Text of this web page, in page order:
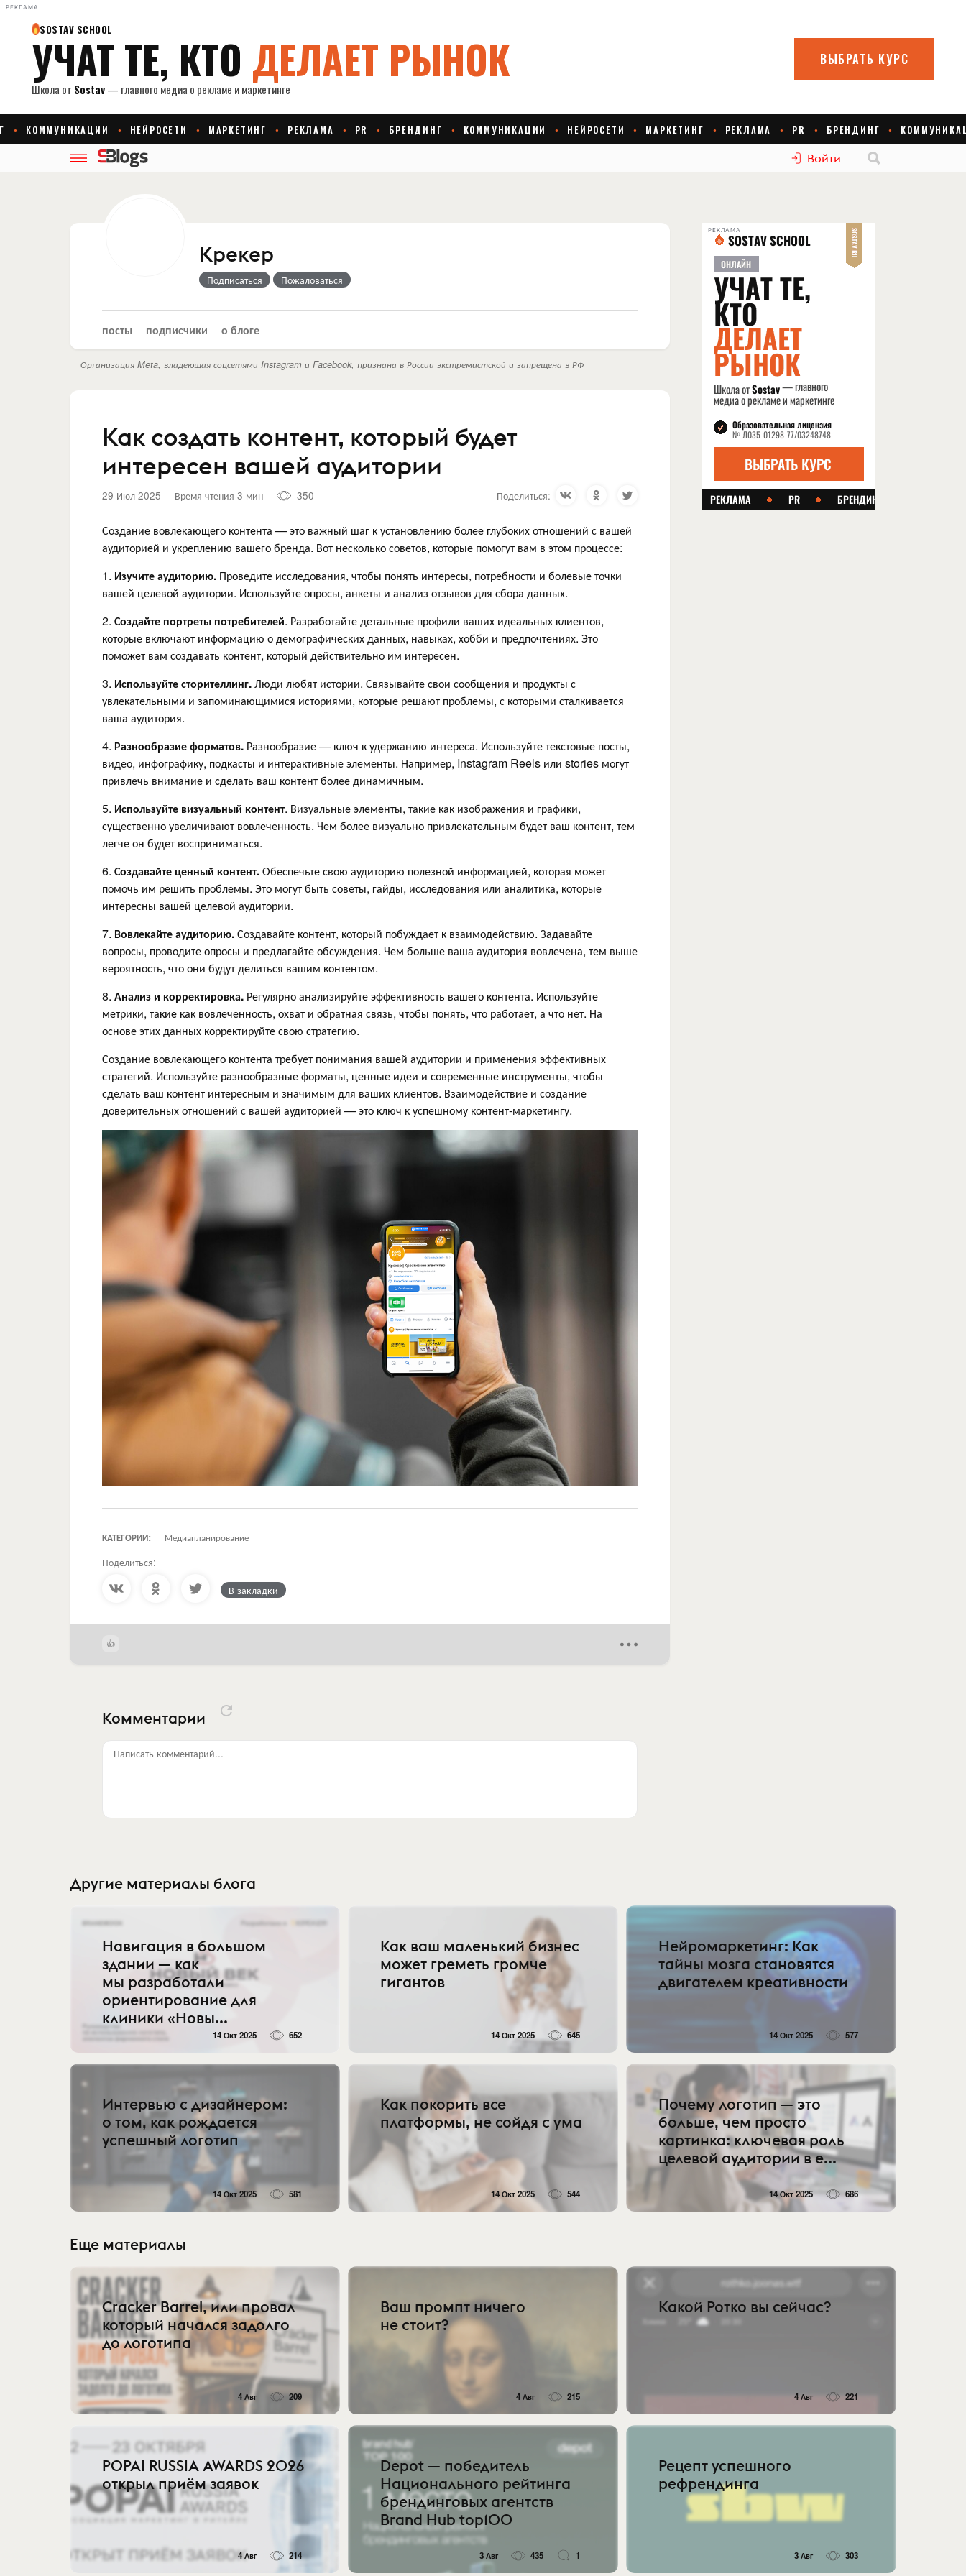
РЕКЛАМА
Войти
Крекер
Подписаться Пожаловаться
посты подписчики о блоге
Организация Meta, владеющая соцсетями Instagram и Facebook, признана в России экстремистской и запрещена в РФ
Как создать контент, который будет
интересен вашей аудитории
29 Июл 2025 Время чтения 3 мин 350 Поделиться:
Создание вовлекающего контента — это важный шаг к установлению более глубоких отношений с вашей
аудиторией и укреплению вашего бренда. Вот несколько советов, которые помогут вам в этом процессе:
1. Изучите аудиторию. Проведите исследования, чтобы понять интересы, потребности и болевые точки
вашей целевой аудитории. Используйте опросы, анкеты и анализ отзывов для сбора данных.
2. Создайте портреты потребителей. Разработайте детальные профили ваших идеальных клиентов,
которые включают информацию о демографических данных, навыках, хобби и предпочтениях. Это
поможет вам создавать контент, который действительно им интересен.
3. Используйте сторителлинг. Люди любят истории. Связывайте свои сообщения и продукты с
увлекательными и запоминающимися историями, которые решают проблемы, с которыми сталкивается
ваша аудитория.
4. Разнообразие форматов. Разнообразие — ключ к удержанию интереса. Используйте текстовые посты,
видео, инфографику, подкасты и интерактивные элементы. Например, Instagram Reels или stories могут
привлечь внимание и сделать ваш контент более динамичным.
5. Используйте визуальный контент. Визуальные элементы, такие как изображения и графики,
существенно увеличивают вовлеченность. Чем более визуально привлекательным будет ваш контент, тем
легче он будет восприниматься.
6. Создавайте ценный контент.Обеспечьте свою аудиторию полезной информацией, которая может
помочь им решить проблемы. Это могут быть советы, гайды, исследования или аналитика, которые
интересны вашей целевой аудитории.
7. Вовлекайте аудиторию.Создавайте контент, который побуждает к взаимодействию. Задавайте
вопросы, проводите опросы и предлагайте обсуждения. Чем больше ваша аудитория вовлечена, тем выше
вероятность, что они будут делиться вашим контентом.
8. Анализ и корректировка. Регулярно анализируйте эффективность вашего контента. Используйте
метрики, такие как вовлеченность, охват и обратная связь, чтобы понять, что работает, а что нет. На
основе этих данных корректируйте свою стратегию.
Создание вовлекающего контента требует понимания вашей аудитории и применения эффективных
стратегий. Используйте разнообразные форматы, ценные идеи и современные инструменты, чтобы
сделать ваш контент интересным и значимым для ваших клиентов. Взаимодействие и создание
доверительных отношений с вашей аудиторией — это ключ к успешному контент-маркетингу.
КАТЕГОРИИ: Медиапланирование
Поделиться:
В закладки
Комментарии
Написать комментарий...
РЕКЛАМА
Другие материалы блога
Навигация в большом
здании — как
мы разработали
ориентирование для
клиники «Новы...
14 Окт 2025 652
Как ваш маленький бизнес
может греметь громче
гигантов
14 Окт 2025 645
Нейромаркетинг: Как
тайны мозга становятся
двигателем креативности
14 Окт 2025 577
Интервью с дизайнером:
о том, как рождается
успешный логотип
14 Окт 2025 581
Как покорить все
платформы, не сойдя с ума
14 Окт 2025 544
Почему логотип — это
больше, чем просто
картинка: ключевая роль
целевой аудитории в е...
14 Окт 2025 686
Еще материалы
Cracker Barrel, или провал
который начался задолго
до логотипа
4 Авг 209
Ваш промпт ничего
не стоит?
4 Авг 215
Какой Ротко вы сейчас?
4 Авг 221
POPAI RUSSIA AWARDS 2026
открыл приём заявок
4 Авг 214
Depot — победитель
Национального рейтинга
брендинговых агентств
Brand Hub top100
3 Авг 435 1
Рецепт успешного
рефрендинга
3 Авг 303